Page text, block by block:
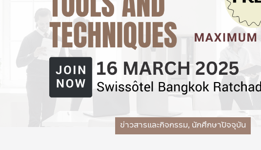
ข่าวสารและกิจกรรม, นักศึกษาปัจจุบัน